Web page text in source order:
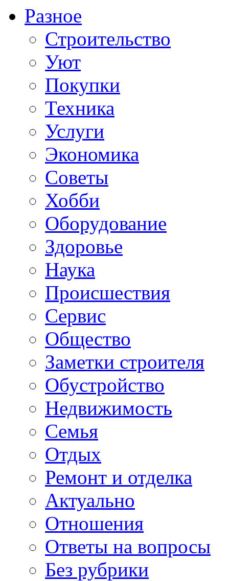
Разное
Строительство
Уют
Покупки
Техника
Услуги
Экономика
Советы
Хобби
Oборудование
Здоровье
Наука
Происшествия
Сервис
Общество
Заметки строителя
Обустройство
Недвижимость
Семья
Отдых
Ремонт и отделка
Актуально
Отношения
Ответы на вопросы
Без рубрики